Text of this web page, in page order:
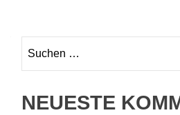
nach:
NEUESTE